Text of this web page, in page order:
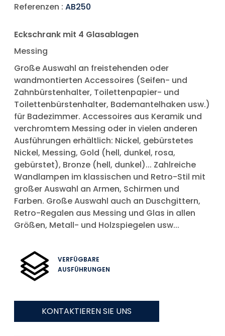
Referenzen : AB250
Eckschrank mit 4 Glasablagen
Messing
Große Auswahl an freistehenden oder
wandmontierten Accessoires (Seifen- und
Zahnbürstenhalter, Toilettenpapier- und
Toilettenbürstenhalter, Bademantelhaken usw.)
für Badezimmer. Accessoires aus Keramik und
verchromtem Messing oder in vielen anderen
Ausführungen erhältlich: Nickel, gebürstetes
Nickel, Messing, Gold (hell, dunkel, rosa,
gebürstet), Bronze (hell, dunkel)... Zahlreiche
Wandlampen im klassischen und Retro-Stil mit
großer Auswahl an Armen, Schirmen und
Farben. Große Auswahl auch an Duschgittern,
Retro-Regalen aus Messing und Glas in allen
Größen, Metall- und Holzspiegelen usw...
VERFÜGBARE
AUSFÜHRUNGEN
KONTAKTIEREN SIE UNS